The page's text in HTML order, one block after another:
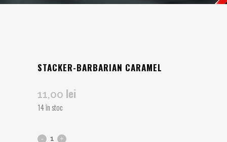
STACKER-BARBARIAN CARAMEL
11,00 lei
14 în stoc